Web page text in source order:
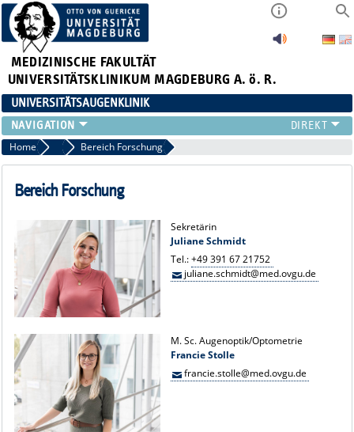
MEDIZINISCHE FAKULTÄT
UNIVERSITÄTSKLINIKUM MAGDEBURG A. ö. R.
UNIVERSITÄTSAUGENKLINIK
AKTUELLES
KLINIK
TEAM
ZUWEISER
KONTAKT
Home Sektion für klinische und experimentelle Sinnesphysiologie
Bereich Forschung
Bereich Forschung
Sekretärin
Juliane Schmidt
Tel.:+49 391 67 21752
juliane.schmidt@med.ovgu.de
M. Sc. Augenoptik/Optometrie
Francie Stolle
francie.stolle@med.ovgu.de